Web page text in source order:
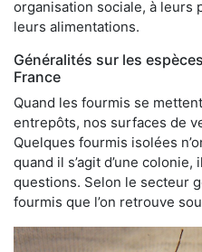
organisation sociale, à leurs
leurs alimentations.
Généralités sur les
France
Quand les fourmis se
entrepôts, nos surfaces de
Quelques fourmis isolées
quand il s’agit d’une
questions. Selon le secteur
fourmis que l’on retrouve